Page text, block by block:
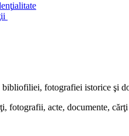
ialitate
bibliofiliei, fotografiei istorice şi
fotografii, acte, documente, cărţi